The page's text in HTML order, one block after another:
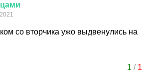
со вторчика ужо выдвенулись на
1 / 1